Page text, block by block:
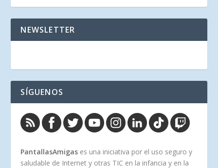
NEWSLETTER
SÍGUENOS
PantallasAmigas es una iniciativa por el uso seguro y
saludable de Internet y otras TIC en la infancia y en la